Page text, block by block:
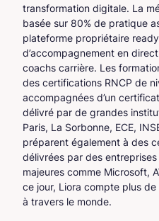
transformation digitale. La
basée sur 80% de pratique
plateforme propriétaire
d’accompagnement en
coachs carrière. Les
des certifications RNCP de
accompagnées d’un
délivré par de grandes
Paris, La Sorbonne, ECE,
préparent également à des
délivrées par des
majeures comme Microsoft,
ce jour, Liora compte plus
à travers le monde.